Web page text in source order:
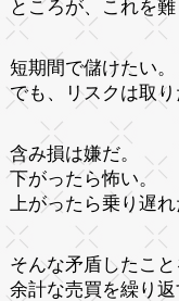
ところが、これを
短期間で儲けたい。
でも、リスクは取り
含み損は嫌だ。
下がったら怖い。
上がったら乗り遅
そんな矛盾したこと
余計な売買を繰り返